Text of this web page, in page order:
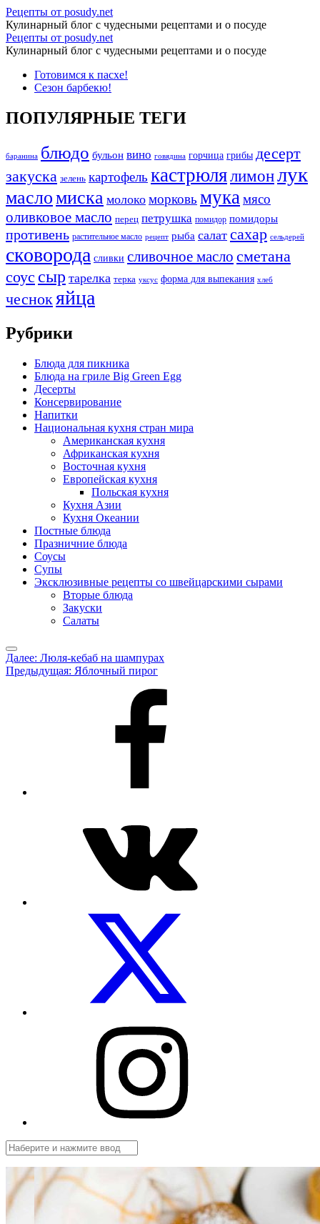
Тыквенный
рулет
с
творожным
кремом
-
Рецепты
от
posudy.net
Рецепты от posudy.net
Кулинарный блог с чудесными рецептами и о посуде
Тыквенный
рулет
творожным
кремом
Рецепты
от
posudy.net
Рецепты от posudy.net
Кулинарный блог с чудесными рецептами и о посуде
ПерейтиГотовимся к пасхе!
Сезон барбекю!
ПОПУЛЯРНЫЕ ТЕГИ
баранина блюдо бульон вино говядина горчица грибы десерт
закуска зелень картофель кастрюлялимонлук
масломиска молоко морковь мука мясо
оливковое масло перец петрушка помидор помидоры
противень растительное масло рецепт рыба салат сахар сельдерей
сковорода сливки сливочное масло сметана
соус сыр тарелка терка уксус форма для выпекания хлеб
чеснок яйца
Рубрики
Блюда для пикника
Блюда на гриле Big Green Egg
Десерты
Консервирование
Напитки
Национальная кухня стран мира
Американская кухня
Африканская кухня
Восточная кухня
Европейская кухня
Польская кухня
Кухня Азии
Кухня Океании
Постные блюда
Празничние блюда
Соусы
Супы
Эксклюзивные рецепты со швейцарскими сырами
Вторые блюда
Закуски
Салаты
Меню
Навигация
по
Далее: Люля-кебаб на шампурах
Предыдущая: Яблочный пирог
Поиск